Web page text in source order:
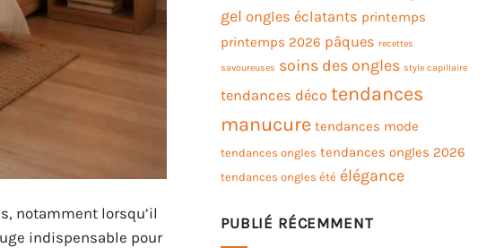
notamment lorsqu’il
indispensable pour
gel ongles éclatants printemps
printemps 2026 pâques recettes
savoureuses soins des ongles style capillaire
tendances déco tendances
manucure tendances mode
tendances ongles tendances ongles 2026
tendances ongles été élégance
PUBLIÉ RÉCEMMENT